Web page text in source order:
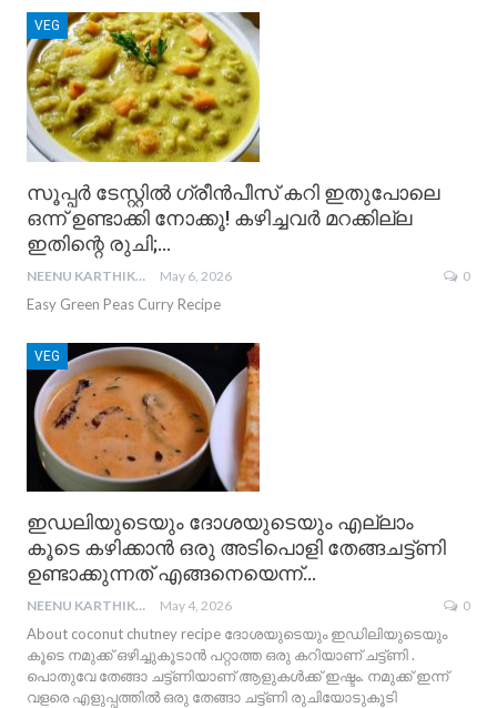
VEG
സൂപ്പർ ടേസ്റ്റിൽ ഗ്രീൻപീസ് കറി ഇതുപോലെ
ഒന്ന് ഉണ്ടാക്കി നോക്കൂ! കഴിച്ചവർ മറക്കില്ല
ഇതിന്റെ രുചി;…
NEENU KARTHIKA May 6, 2026 0
Easy Green Peas Curry Recipe
VEG
ഇഡലിയുടെയും ദോശയുടെയും എല്ലാം
കൂടെ കഴിക്കാൻ ഒരു അടിപൊളി തേങ്ങചട്ട്ണി
ഉണ്ടാക്കുന്നത് എങ്ങനെയെന്ന്…
NEENU KARTHIKA May 4, 2026 0
About coconut chutney recipe ദോശയുടെയും ഇഡിലിയുടെയും
കൂടെ നമുക്ക് ഒഴിച്ചുകൂടാൻ പറ്റാത്ത ഒരു കറിയാണ് ചട്ട്ണി .
പൊതുവേ തേങ്ങാ ചട്ട്ണിയാണ് ആളുകൾക്ക് ഇഷ്ടം. നമുക്ക് ഇന്ന്
വളരെ എളുപ്പത്തിൽ ഒരു തേങ്ങാ ചട്ട്ണി രുചിയോടുകൂടി